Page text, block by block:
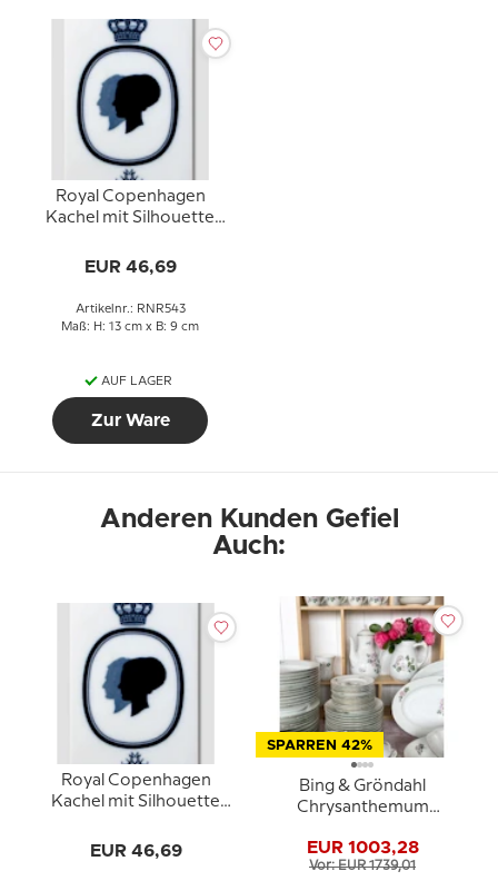
Royal Copenhagen
Kachel mit Silhouette
und Prinz Henrik
EUR 46,69
Artikelnr.: RNR543
Maß: H: 13 cm x B: 9 cm
AUF LAGER
Zur Ware
Anderen Kunden Gefiel
Auch:
Royal Copenhagen
Kachel mit Silhouette
und Prinz Henrik
EUR 46,69
SPARREN 42%
Bing & Gröndahl
Chrysanthemum
Abendessen-Service -
Insgesamt 90 Teile
EUR 1003,28
Vor: EUR 1739,01